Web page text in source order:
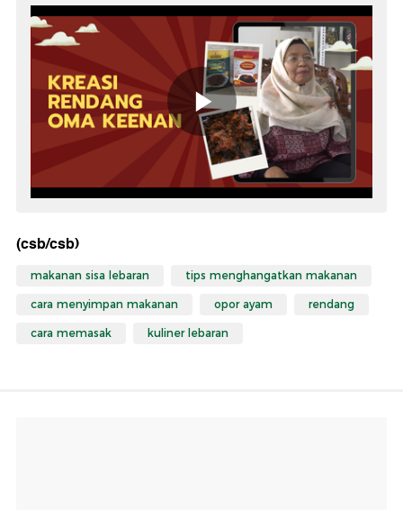
(csb/csb)
makanan sisa lebaran tips menghangatkan makanan
cara menyimpan makanan opor ayam rendang
cara memasak kuliner lebaran